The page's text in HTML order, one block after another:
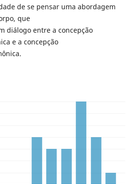
de se pensar uma abordagem
que
diálogo entre a concepção
e a concepção